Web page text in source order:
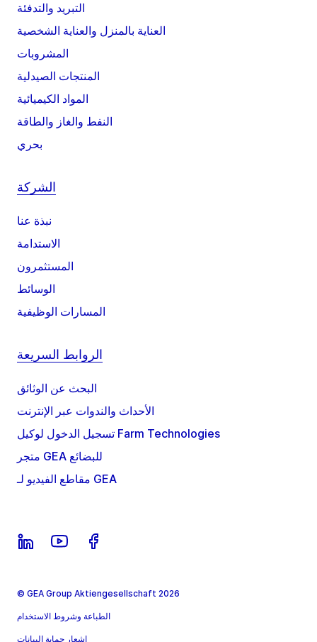
التبريد والتدفئة
العناية بالمنزل والعناية الشخصية
المشروبات
المنتجات الصيدلية
المواد الكيميائية
النفط والغاز والطاقة
بحري
الشركة
نبذة عنا
الاستدامة
المستثمرون
الوسائط
المسارات الوظيفية
الروابط السريعة
البحث عن الوثائق
الأحداث والندوات عبر الإنترنت
تسجيل الدخول لوكيل Farm Technologies
متجر GEA للبضائع
مقاطع الفيديو لـ GEA
© GEA Group Aktiengesellschaft 2026
الطباعة وشروط الاستخدام
إشعار حماية البيانات